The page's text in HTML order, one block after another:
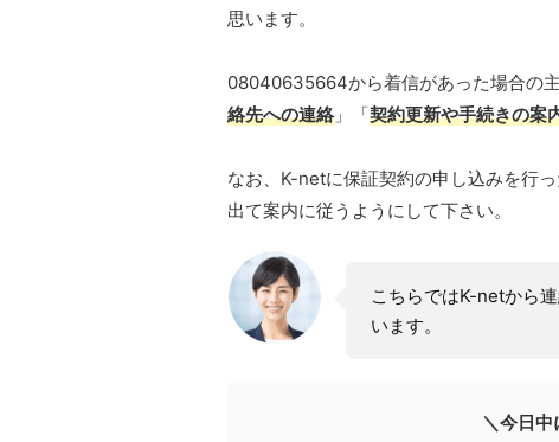
思います。
08040635664から着信があった場合の
絡先への連絡」「契約更新や手続きの案
なお、K-netに保証契約の申し込みを行
出て案内に従うようにして下さい。
こちらではK-netから
います。
＼今日